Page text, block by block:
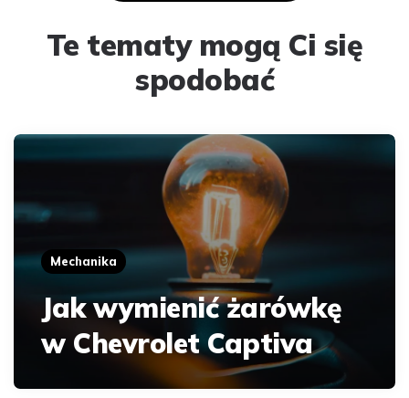
Te tematy mogą Ci się
spodobać
Mechanika
Jak wymienić żarówkę
w Chevrolet Captiva